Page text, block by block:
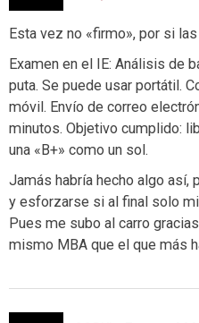
Esta vez no «firmo», por si
Examen en el IE: Análisis de
puta. Se puede usar portátil.
móvil. Envío de correo
minutos. Objetivo cumplido:
una «B+» como un sol.
Jamás habría hecho algo así,
y esforzarse si al final solo
Pues me subo al carro
mismo MBA que el que más